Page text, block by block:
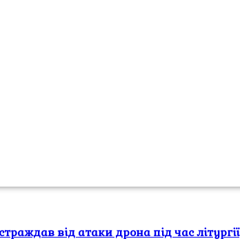
від атаки дрона під час літургії